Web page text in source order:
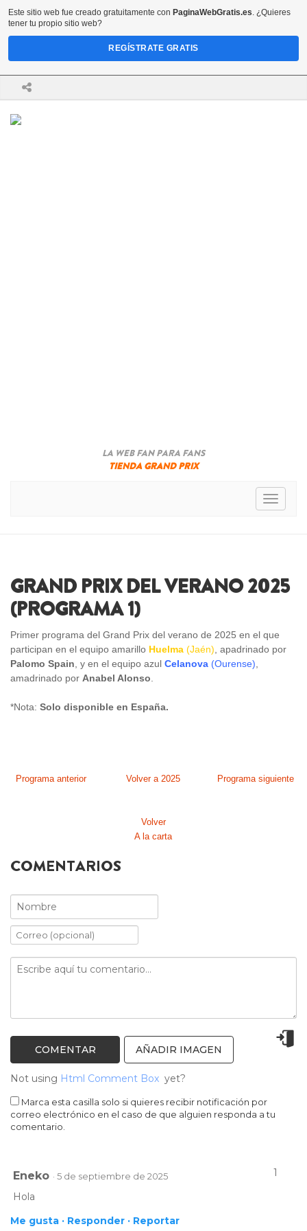
LA WEB FAN PARA FANS
TIENDA GRAND PRIX
Toggle
GRAND PRIX DEL VERANO 2025
(PROGRAMA 1)
Primer programa del Grand Prix del verano de 2025 en el que
participan en el equipo amarillo Huelma (Jaén) , apadrinado por
Palomo Spain , y en el equipo azul Celanova (Ourense)
amadrinado por Anabel Alonso
*Nota: Solo disponible en España.
Programa anterior Volver a 2025
Volver
A la carta
Programa siguiente
COMENTARIOS
AÑADIR IMAGEN
Not using Html Comment Box yet?
Marca esta casilla solo si quieres recibir notificación por
correo electrónico en el caso de que alguien responda a tu
comentario.
Eneko · 5 de septiembre de 2025
Hola
Me gusta · Responder · Reportar
1
Este sitio web fue creado gratuitamente con PaginaWebGratis.es. ¿Quieres
tener tu propio sitio web?
REGÍSTRATE GRATIS